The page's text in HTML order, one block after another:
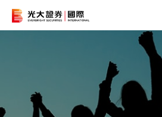
市場快訊